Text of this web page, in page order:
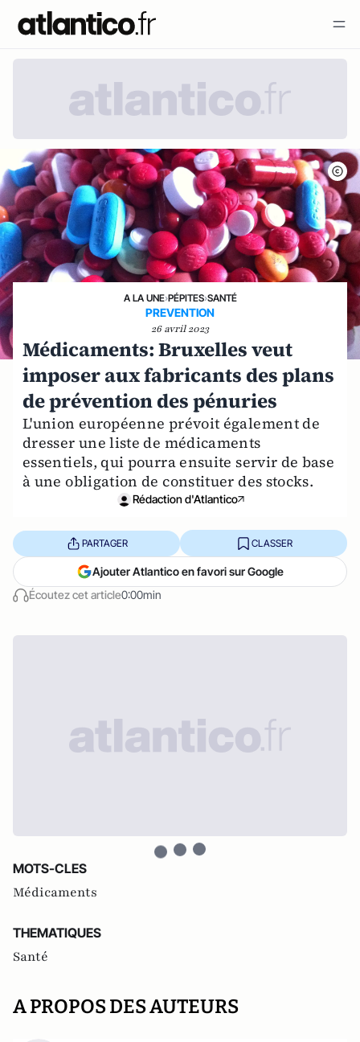
A LA UNE›PÉPITES›SANTÉ
PREVENTION
26 avril 2023
Médicaments: Bruxelles veut
imposer aux fabricants des plans
de prévention des pénuries
L'union européenne prévoit également de
dresser une liste de médicaments
essentiels, qui pourra ensuite servir de base
à une obligation de constituer des stocks.
Rédaction d'Atlantico
Écoutez cet article0:00min
PARTAGER CLASSER
Ajouter Atlantico en favori sur Google
MOTS-CLES
Médicaments
THEMATIQUES
Santé
A PROPOS DES AUTEURS